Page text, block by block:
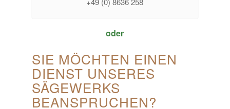
oder
SIE MÖCHTEN EINEN
DIENST UNSERES
SÄGEWERKS
BEANSPRUCHEN?